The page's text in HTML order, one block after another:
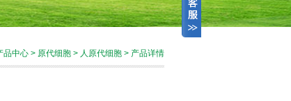
品中心 > 原代细胞 > 人原代细胞 > 产品详情